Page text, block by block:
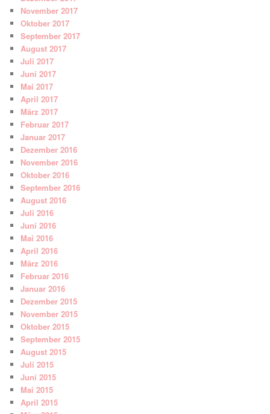
November 2017
Oktober 2017
September 2017
August 2017
Juli 2017
Juni 2017
Mai 2017
April 2017
März 2017
Februar 2017
Januar 2017
Dezember 2016
November 2016
Oktober 2016
September 2016
August 2016
Juli 2016
Juni 2016
Mai 2016
April 2016
März 2016
Februar 2016
Januar 2016
Dezember 2015
November 2015
Oktober 2015
September 2015
August 2015
Juli 2015
Juni 2015
Mai 2015
April 2015